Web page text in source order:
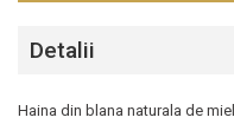
Detalii
Haina din blana naturala de miel.